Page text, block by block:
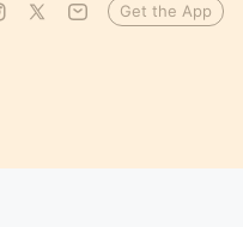
Get the App